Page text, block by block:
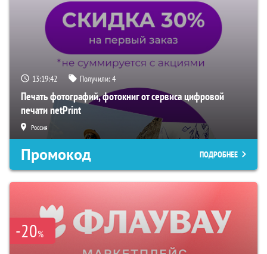
13:19:41 Получили:4
Печать фотографий, фотокниг от сервиса цифровой
печати netPrint
Россия
Промокод ПОДРОБНЕЕ
-20%